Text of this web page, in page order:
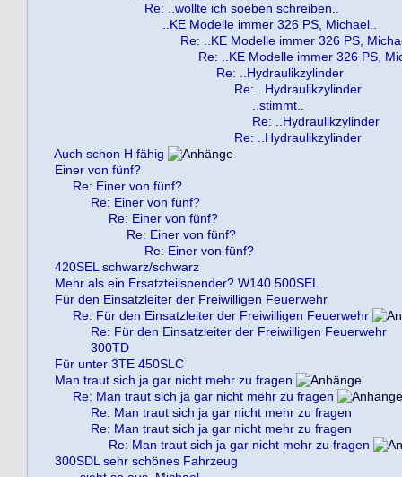
Re: ..wollte ich soeben schreiben..
..KE Modelle immer 326 PS, Michael..
Re: ..KE Modelle immer 326 PS,
Re: ..KE Modelle immer 326 PS,
Re: ..Hydraulikzylinder
Re: ..Hydraulikzylinder
..stimmt..
Re: ..Hydraulikzylinder
Re: ..Hydraulikzylinder
Auch schon H fähig
Einer von fünf?
Re: Einer von fünf?
Re: Einer von fünf?
Re: Einer von fünf?
Re: Einer von fünf?
Re: Einer von fünf?
420SEL schwarz/schwarz
Mehr als ein Ersatzteilspender? W140 500SEL
Für den Einsatzleiter der Freiwilligen Feuerwehr
Re: Für den Einsatzleiter der Freiwilligen Feuerwehr
Re: Für den Einsatzleiter der Freiwilligen Feuerwehr
300TD
Für unter 3TE 450SLC
Man traut sich ja gar nicht mehr zu fragen
Re: Man traut sich ja gar nicht mehr zu fragen
Re: Man traut sich ja gar nicht mehr zu fragen
Re: Man traut sich ja gar nicht mehr zu fragen
Re: Man traut sich ja gar nicht mehr zu fragen
300SDL sehr schönes Fahrzeug